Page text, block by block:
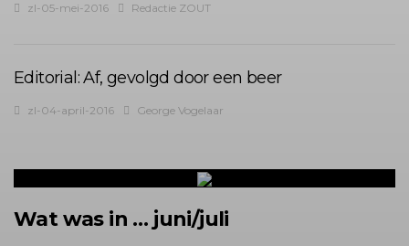
zl-05-mei-2016 Redactie ZOUT
Editorial: Af, gevolgd door een beer
zl-04-april-2016 George Vogelaar
Wat was in … juni/juli